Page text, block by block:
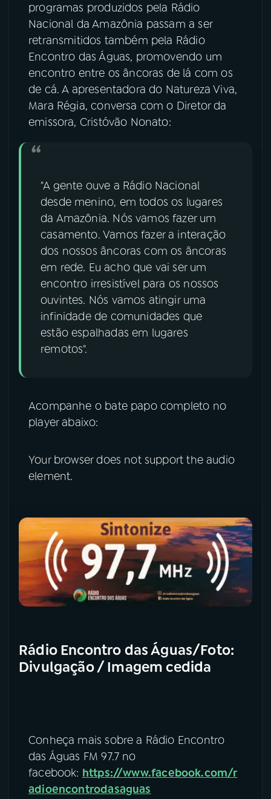
programas produzidos pela Rádio
Nacional da Amazônia passam a ser
retransmitidos também pela Rádio
Encontro das Águas, promovendo um
encontro entre os âncoras de lá com os
de cá. A apresentadora do Natureza Viva,
Mara Régia, conversa com o Diretor da
emissora, Cristóvão Nonato:
"A gente ouve a Rádio Nacional
desde menino, em todos os lugares
da Amazônia. Nós vamos fazer um
casamento. Vamos fazer a interação
dos nossos âncoras com os âncoras
em rede. Eu acho que vai ser um
encontro irresistível para os nossos
ouvintes. Nós vamos atingir uma
infinidade de comunidades que
estão espalhadas em lugares
remotos".
Acompanhe o bate papo completo no
player abaixo:
Your browser does not support the audio
element.
Rádio Encontro das Águas/Foto:
Divulgação / Imagem cedida
Conheça mais sobre a Rádio Encontro
das Águas FM 97.7 no
facebook: https://www.facebook.com/r
adioencontrodasaguas